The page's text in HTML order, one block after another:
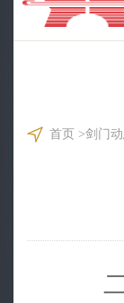
首页 >剑门